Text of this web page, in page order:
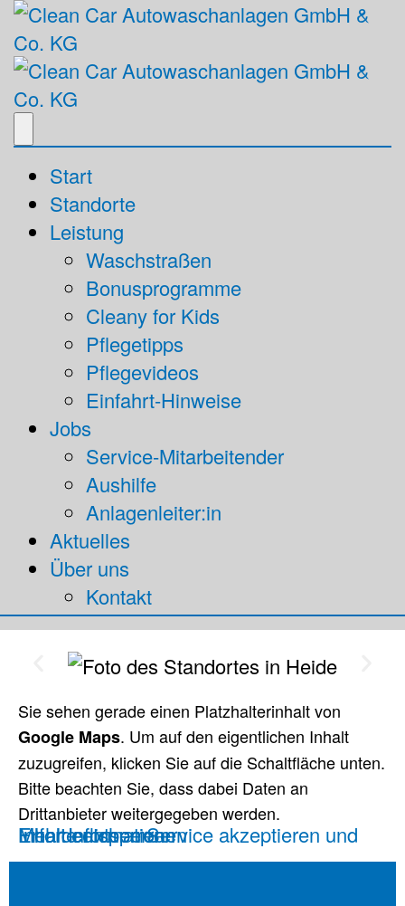
Start
Standorte
Leistung
Waschstraßen
Bonusprogramme
Cleany for Kids
Pflegetipps
Pflegevideos
Einfahrt-Hinweise
Jobs
Service-Mitarbeitender
Aushilfe
Anlagenleiter:in
Aktuelles
Über uns
Kontakt
Sie sehen gerade einen Platzhalterinhalt von
Google Maps. Um auf den eigentlichen Inhalt
zuzugreifen, klicken Sie auf die Schaltfläche unten.
Bitte beachten Sie, dass dabei Daten an
Drittanbieter weitergegeben werden.
Mehr Informationen
Inhalt entsperren
Erforderlichen Service akzeptieren und Inhalte entsperren